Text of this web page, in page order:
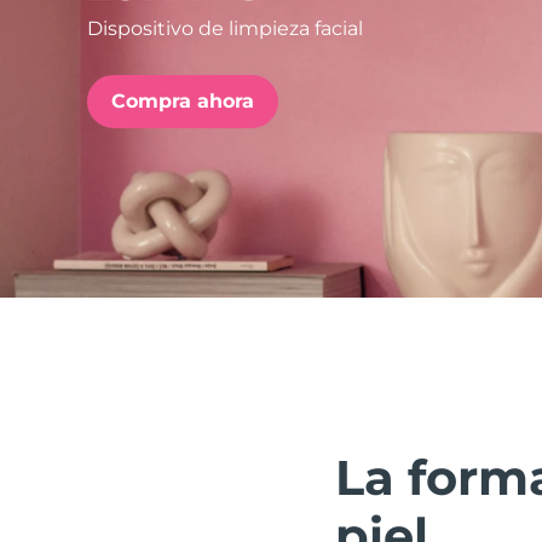
Dispositivo de limpieza facial
Compra ahora
La
issa™ Teeth Whitening Set
FAQ™ Dual LED Panel
POPULAR